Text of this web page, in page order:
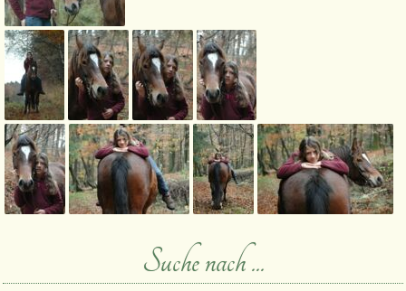
Suche nach ...